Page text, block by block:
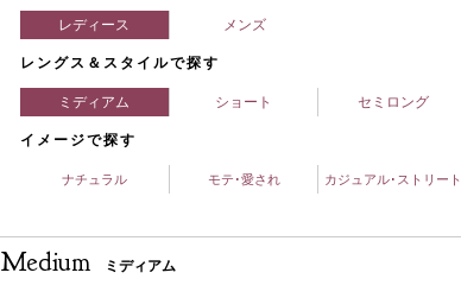
レディース メンズ
レングス＆スタイルで探す
ミディアム ショート セミロング
イメージで探す
ナチュラル モテ･愛され カジュアル･ストリート
Medium ミディアム